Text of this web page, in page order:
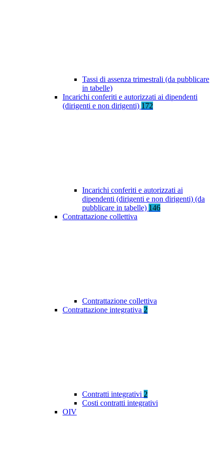
Tassi di assenza trimestrali (da pubblicare
in tabelle)
Incarichi conferiti e autorizzati ai dipendenti
(dirigenti e non dirigenti) 172
Incarichi conferiti e autorizzati ai
dipendenti (dirigenti e non dirigenti) (da
pubblicare in tabelle) 146
Contrattazione collettiva
Contrattazione collettiva
Contrattazione integrativa 2
Contratti integrativi 2
Costi contratti integrativi
OIV